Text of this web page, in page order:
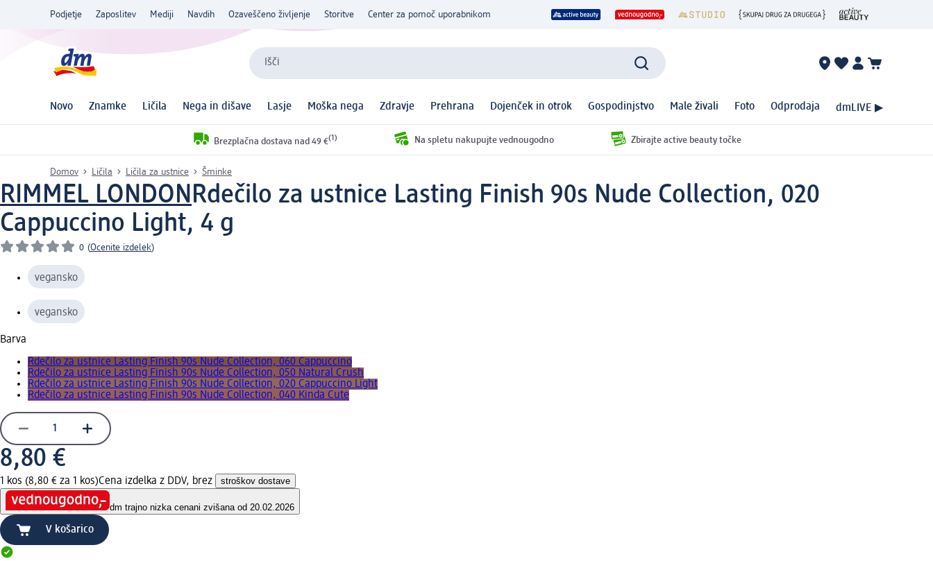
Podjetje Zaposlitev Mediji Navdih Ozaveščeno življenje Storitve Center za pomoč uporabnikom
Išči
Novo Znamke Ličila Nega in dišave Lasje Moška nega Zdravje Prehrana Dojenček in otrok Gospodinjstvo Male živali Foto Odprodaja dmLIVE ▶
Brezplačna dostava nad 49 €(1) Na spletu nakupujte vednougodno Zbirajte active beauty točke
Domov Ličila Ličila za ustnice Šminke
RIMMEL LONDONRdečilo za ustnice Lasting Finish 90s Nude Collection, 020
Cappuccino Light, 4 g
0 (Ocenite izdelek)
vegansko
vegansko
Barva
Rdečilo za ustnice Lasting Finish 90s Nude Collection, 060 Cappuccino
Rdečilo za ustnice Lasting Finish 90s Nude Collection, 050 Natural Crush
Rdečilo za ustnice Lasting Finish 90s Nude Collection, 020 Cappuccino Light
Rdečilo za ustnice Lasting Finish 90s Nude Collection, 040 Kinda Cute
8,80 €
1 kos (8,80 € za 1 kos)Cena izdelka z DDV, brez stroškov dostave
dm trajno nizka cenani zvišana od 20.02.2026
V košarico